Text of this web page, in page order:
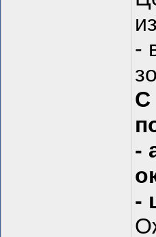
-
С
-
-